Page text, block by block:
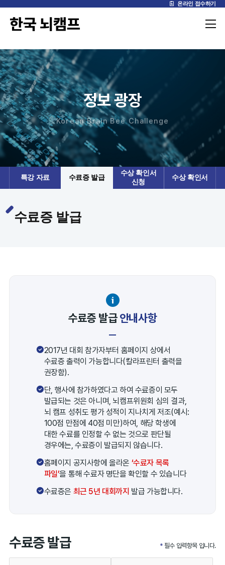
온라인 접수하기
정보 광장
Korean Brain Bee Challenge
특강 자료 수료증 발급
수상 확인서
신청
수상 확인서
수료증 발급
수료증 발급안내사항
2017년 대회 참가자부터 홈페이지 상에서
수료증 출력이 가능합니다(칼라프린터 출력을
권장함).
단, 행사에 참가하였다고 하여 수료증이 모두
발급되는 것은 아니며, 뇌캠프위원회 심의 결과,
뇌 캠프 성취도 평가 성적이 지나치게 저조(예시:
100점 만점에 40점 미만)하여, 해당 학생에
대한 수료를 인정할 수 없는 것으로 판단될
경우에는, 수료증이 발급되지 않습니다.
홈페이지 공지사항에 올라온 ‘수료자 목록
파일’을 통해 수료자 명단을 확인할 수 있습니다
수료증은 최근 5년 대회까지 발급 가능합니다.
수료증 발급 * 필수 입력항목 입니다.